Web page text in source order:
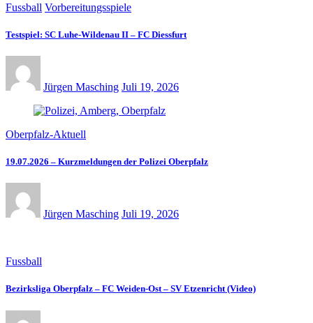
Fussball Vorbereitungsspiele
Testspiel: SC Luhe-Wildenau II – FC Diessfurt
Jürgen Masching Juli 19, 2026
Oberpfalz-Aktuell
19.07.2026 – Kurzmeldungen der Polizei Oberpfalz
Jürgen Masching Juli 19, 2026
Fussball
Bezirksliga Oberpfalz – FC Weiden-Ost – SV Etzenricht (Video)